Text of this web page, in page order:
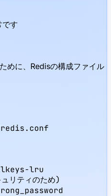
す
めに、Redisの構成ファイル
lru
ティのため)